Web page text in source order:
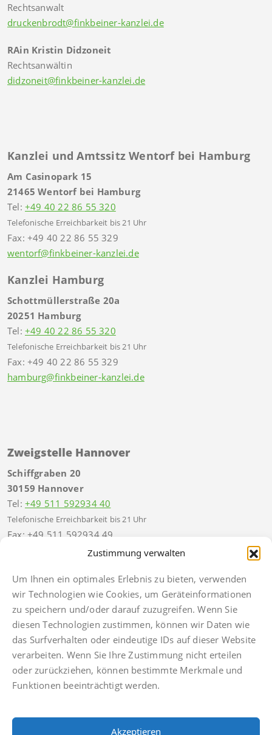
Zustimmung verwalten
Um Ihnen ein optimales Erlebnis zu bieten, verwenden
wir Technologien wie Cookies, um Geräteinformationen
zu speichern und/oder darauf zuzugreifen. Wenn Sie
diesen Technologien zustimmen, können wir Daten wie
das Surfverhalten oder eindeutige IDs auf dieser Website
verarbeiten. Wenn Sie Ihre Zustimmung nicht erteilen
oder zurückziehen, können bestimmte Merkmale und
Funktionen beeinträchtigt werden.
Akzeptieren
Rechtsanwalt
druckenbrodt@finkbeiner-kanzlei.de
RAin Kristin Didzoneit
Rechtsanwältin
didzoneit@finkbeiner-kanzlei.de
Kanzlei und Amtssitz Wentorf bei Hamburg
Am Casinopark 15
21465 Wentorf bei Hamburg
Tel: +49 40 22 86 55 320
Telefonische Erreichbarkeit bis 21 Uhr
Fax: +49 40 22 86 55 329
wentorf@finkbeiner-kanzlei.de
Kanzlei Hamburg
Schottmüllerstraße 20a
20251 Hamburg
Tel: +49 40 22 86 55 320
Telefonische Erreichbarkeit bis 21 Uhr
Fax: +49 40 22 86 55 329
hamburg@finkbeiner-kanzlei.de
Zweigstelle Hannover
Schiffgraben 20
30159 Hannover
Tel: +49 511 592934 40
Telefonische Erreichbarkeit bis 21 Uhr
Fax: +49 511 592934 49
hannover@finkbeiner-kanzlei.de
Impressum
Datenschutz
Anwaltsdinge
Facebook